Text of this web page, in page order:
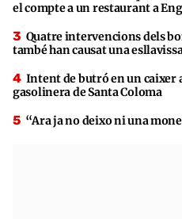
el compte a un restaurant a
Quatre intervencions dels
també han causat una
Intent de butró en un caixer
gasolinera de Santa Coloma
“Ara ja no deixo ni una